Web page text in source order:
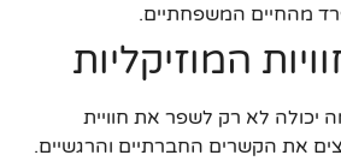
מהחיים המשפחתיים.
המוזיקליות
יכולה לא רק לשפר את חוויית
את הקשרים החברתיים והרגשיים.